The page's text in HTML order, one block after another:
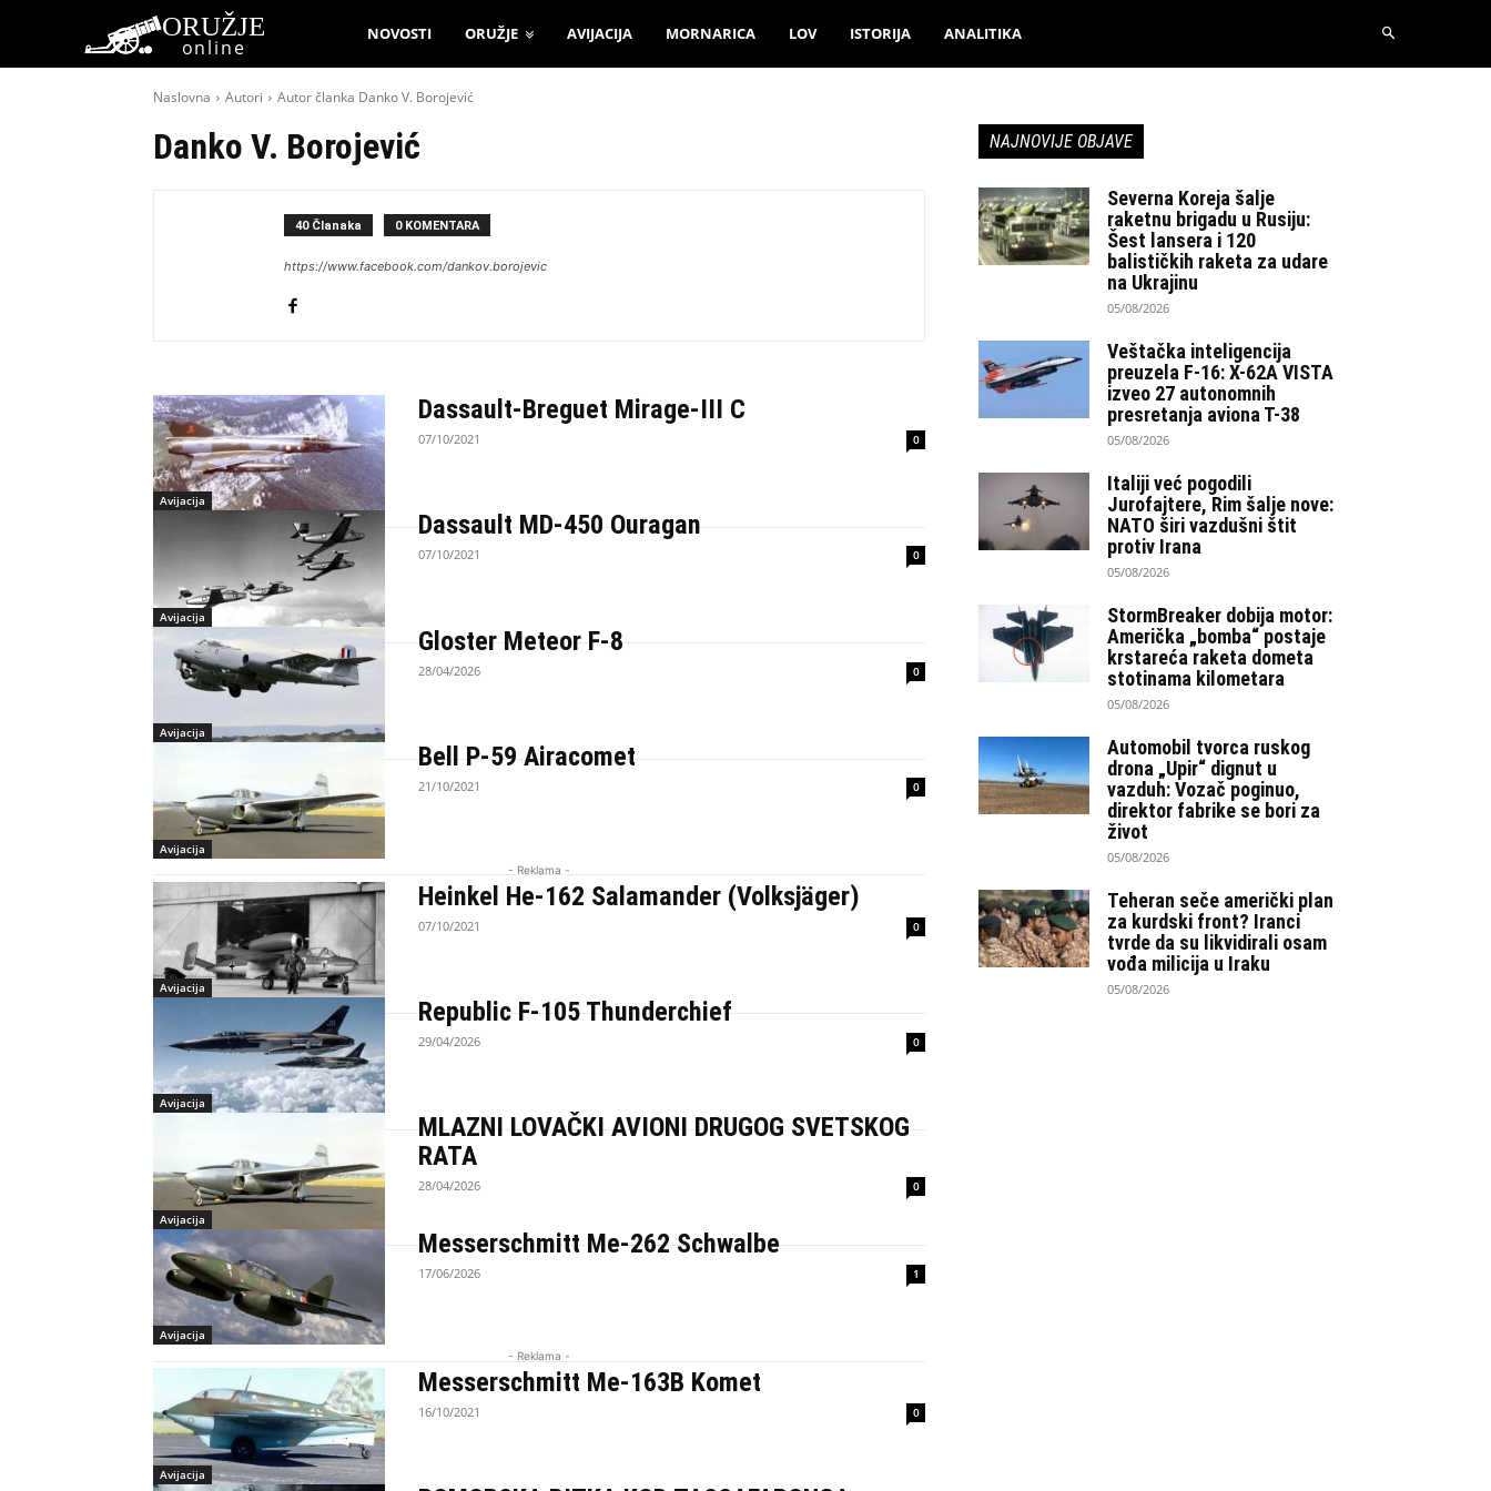
ORUŽJE
online
NOVOSTI ORUŽJE AVIJACIJA MORNARICA LOV ISTORIJA ANALITIKA
Naslovna Autori Autor članka Danko V. Borojević
Danko V. Borojević
40 Članaka 0 KOMENTARA
https://www.facebook.com/dankov.borojevic
Avijacija
Dassault-Breguet Mirage-III C
07/10/2021 0
Avijacija
Dassault MD-450 Ouragan
07/10/2021 0
Avijacija
Gloster Meteor F-8
28/04/2026 0
Avijacija
Bell P-59 Airacomet
21/10/2021 0
- Reklama -
Avijacija
Heinkel He-162 Salamander (Volksjäger)
07/10/2021 0
Avijacija
Republic F-105 Thunderchief
29/04/2026 0
Avijacija
MLAZNI LOVAČKI AVIONI DRUGOG SVETSKOG
RATA
28/04/2026 0
Avijacija
Messerschmitt Me-262 Schwalbe
17/06/2026 1
- Reklama -
Avijacija
Messerschmitt Me-163B Komet
16/10/2021 0
NAJNOVIJE OBJAVE
Severna Koreja šalje
raketnu brigadu u Rusiju:
Šest lansera i 120
balističkih raketa za udare
na Ukrajinu
05/08/2026
Veštačka inteligencija
preuzela F-16: X-62A VISTA
izveo 27 autonomnih
presretanja aviona T-38
05/08/2026
Italiji već pogodili
Jurofajtere, Rim šalje nove:
NATO širi vazdušni štit
protiv Irana
05/08/2026
StormBreaker dobija motor:
Američka „bomba“ postaje
krstareća raketa dometa
stotinama kilometara
05/08/2026
Automobil tvorca ruskog
drona „Upir“ dignut u
vazduh: Vozač poginuo,
direktor fabrike se bori za
život
05/08/2026
Teheran seče američki plan
za kurdski front? Iranci
tvrde da su likvidirali osam
vođa milicija u Iraku
05/08/2026